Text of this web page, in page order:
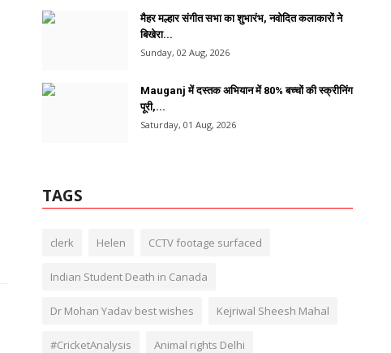
मैहर मल्हार संगीत सभा का शुभारंभ, नवोदित कलाकारों ने
बिखेरा...
Sunday, 02 Aug, 2026
Mauganj में दस्तक अभियान में 80% बच्चों की स्क्रीनिंग
पूरी,...
Saturday, 01 Aug, 2026
TAGS
clerk Helen CCTV footage surfaced
Indian Student Death in Canada
Dr Mohan Yadav best wishes Kejriwal Sheesh Mahal
#CricketAnalysis Animal rights Delhi